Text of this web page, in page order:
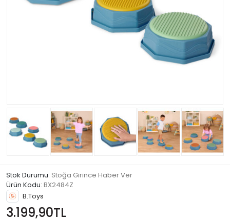
Stok Durumu: Stoğa Girince Haber Ver
Ürün Kodu: BX2484Z
B.Toys
3.199,90TL